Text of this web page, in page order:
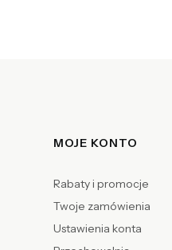
MOJE KONTO
Rabaty i promocje
Twoje zamówienia
Ustawienia konta